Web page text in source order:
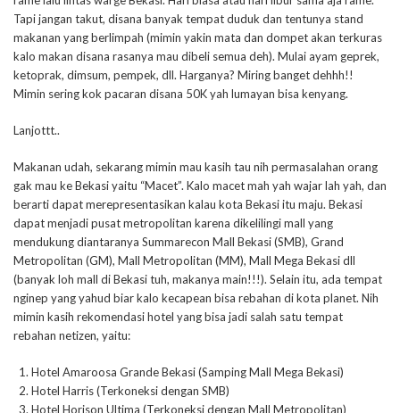
Tapi jangan takut, disana banyak tempat duduk dan tentunya stand
makanan yang berlimpah (mimin yakin mata dan dompet akan terkuras
kalo makan disana rasanya mau dibeli semua deh). Mulai ayam geprek,
ketoprak, dimsum, pempek, dll. Harganya? Miring banget dehhh!!
Mimin sering kok pacaran disana 50K yah lumayan bisa kenyang.
Lanjottt..
Makanan udah, sekarang mimin mau kasih tau nih permasalahan orang
gak mau ke Bekasi yaitu “Macet”. Kalo macet mah yah wajar lah yah, dan
berarti dapat merepresentasikan kalau kota Bekasi itu maju. Bekasi
dapat menjadi pusat metropolitan karena dikelilingi mall yang
mendukung diantaranya Summarecon Mall Bekasi (SMB), Grand
Metropolitan (GM), Mall Metropolitan (MM), Mall Mega Bekasi dll
(banyak loh mall di Bekasi tuh, makanya main!!!). Selain itu, ada tempat
nginep yang yahud biar kalo kecapean bisa rebahan di kota planet. Nih
mimin kasih rekomendasi hotel yang bisa jadi salah satu tempat
rebahan netizen, yaitu:
Hotel Amaroosa Grande Bekasi (Samping Mall Mega Bekasi)
Hotel Harris (Terkoneksi dengan SMB)
Hotel Horison Ultima (Terkoneksi dengan Mall Metropolitan)